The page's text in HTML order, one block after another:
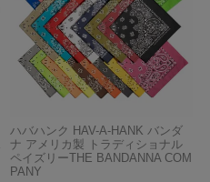
ハバハンク HAV-A-HANK バンダ
ナ アメリカ製 トラディショナル
ペイズリーTHE BANDANNA COM
PANY